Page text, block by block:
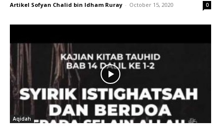
Artikel Sofyan Chalid bin Idham Ruray - October 15, 2020 0
Aqidah